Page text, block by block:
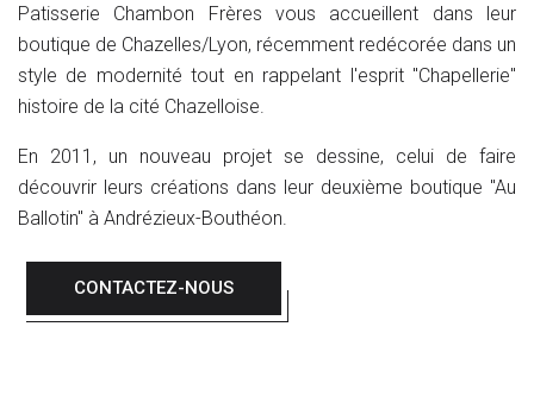
Patisserie Chambon Frères vous accueillent dans leur
boutique de Chazelles/Lyon, récemment redécorée dans un
style de modernité tout en rappelant l'esprit "Chapellerie"
histoire de la cité Chazelloise.
En 2011, un nouveau projet se dessine, celui de faire
découvrir leurs créations dans leur deuxième boutique "Au
Ballotin" à Andrézieux-Bouthéon.
CONTACTEZ-NOUS